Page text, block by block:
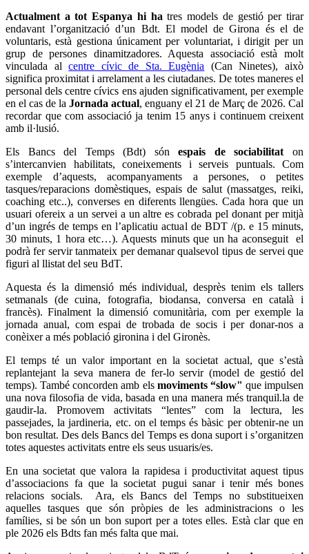
Actualment a tot Espanya hi hatres models de gestió per tirar
endavant l’organització d’un Bdt. El model de Girona és el de
voluntaris, està gestiona únicament per voluntariat, i dirigit per un
grup de persones dinamitzadores. Aquesta associació està molt
vinculada alcentre cívic de Sta. Eugènia (Can Ninetes), això
significa proximitat i arrelament a les ciutadanes. De totes maneres el
personal dels centre cívics ens ajuden significativament, per exemple
en el cas de la Jornada actual, enguany el 21 de Març de 2026. Cal
recordar que com associació ja tenim 15 anys i continuem creixent
amb il·lusió.
Els Bancs del Temps (Bdt) sónespais de sociabilitaton
s’intercanvien habilitats, coneixements i serveis puntuals. Com
exemple d’aquests, acompanyaments a persones, o petites
tasques/reparacions domèstiques, espais de salut (massatges, reiki,
coaching etc..), converses en diferents llengües. Cada hora que un
usuari ofereix a un servei a un altre es cobrada pel donant per mitjà
d’un ingrés de temps en l’aplicatiu actual de BDT /(p. e 15 minuts,
30 minuts, 1 hora etc…). Aquests minuts que un ha aconseguit el
podrà fer servir tanmateix per demanar qualsevol tipus de servei que
figuri al llistat del seu BdT.
Aquesta és la dimensió més individual, desprès tenim els tallers
setmanals (de cuina, fotografia, biodansa, conversa en català i
francès). Finalment la dimensió comunitària, com per exemple la
jornada anual, com espai de trobada de socis i per donar-nos a
conèixer a més població gironina i del Gironès.
El temps té un valor important en la societat actual, que s’està
replantejant la seva manera de fer-lo servir (model de gestió del
temps). També concorden amb els moviments “slow" que impulsen
una nova filosofia de vida, basada en una manera més tranquil.la de
gaudir-la. Promovem activitats “lentes” com la lectura, les
passejades, la jardineria, etc. on el temps és bàsic per obtenir-ne un
bon resultat. Des dels Bancs del Temps es dona suport i s’organitzen
totes aquestes activitats entre els seus usuaris/es.
En una societat que valora la rapidesa i productivitat aquest tipus
d’associacions fa que la societat pugui sanar i tenir més bones
relacions socials. Ara, els Bancs del Temps no substitueixen
aquelles tasques que són pròpies de les administracions o les
famílies, si be són un bon suport per a totes elles. Està clar que en
ple 2026 els Bdts fan més falta que mai.